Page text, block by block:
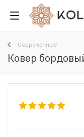
Современные
Ковер